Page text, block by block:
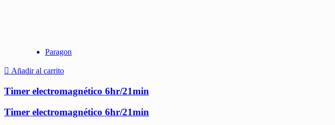
Paragon
Añadir al carrito
Timer electromagnético 6hr/21min
Timer electromagnético 6hr/21min